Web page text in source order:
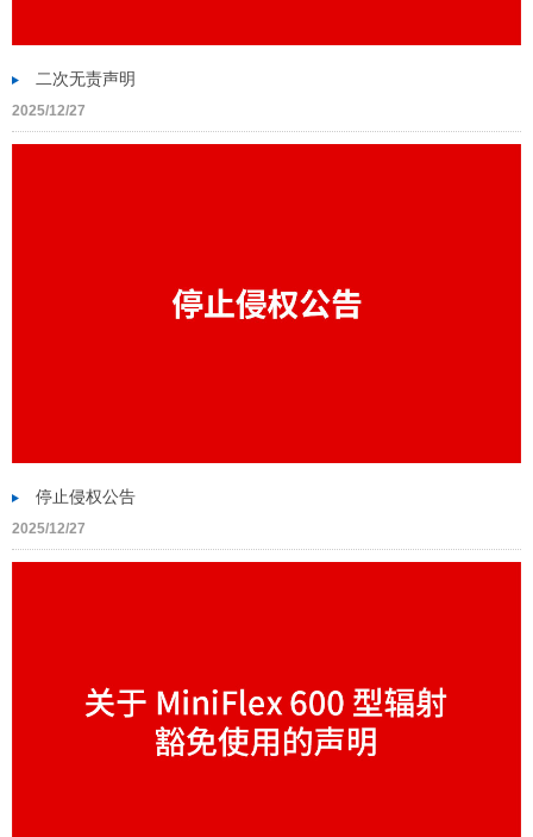
二次无责声明
2025/12/27
停止侵权公告
2025/12/27